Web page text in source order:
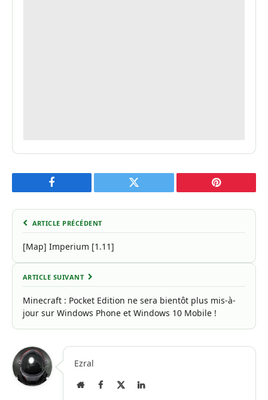
Facebook Twitter Pinterest
ARTICLE PRÉCÉDENT
[Map] Imperium [1.11]
ARTICLE SUIVANT
Minecraft : Pocket Edition ne sera bientôt plus mis-à-
jour sur Windows Phone et Windows 10 Mobile !
Ezral
Site
Facebook
X
LinkedIn